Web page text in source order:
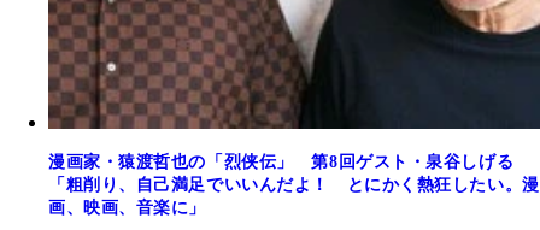
漫画家・猿渡哲也の「烈侠伝」 第8回ゲスト・泉谷しげる
「粗削り、自己満足でいいんだよ！ とにかく熱狂したい。漫
画、映画、音楽に」